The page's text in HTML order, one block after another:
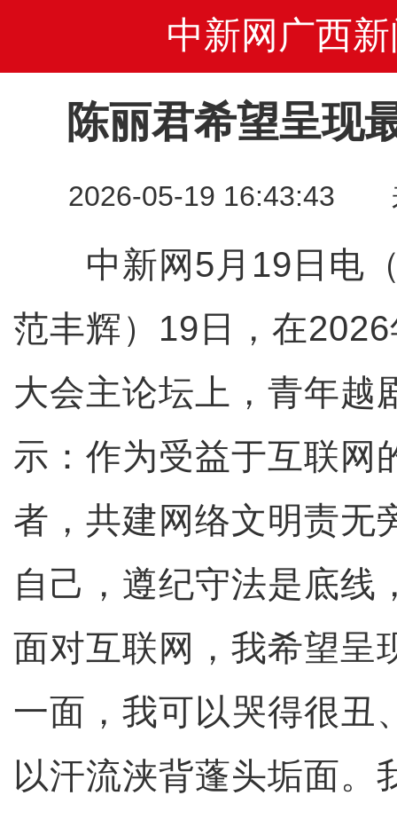
中新网广西新
陈丽君希望呈现
2026-05-19 16:43:43
中新网5月19日电（
范丰辉）19日，在
大会主论坛上，青年越
示：作为受益于互联网
者，共建网络文明责无
自己，遵纪守法是底线
面对互联网，我希望呈
一面，我可以哭得很丑
以汗流浃背蓬头垢面。